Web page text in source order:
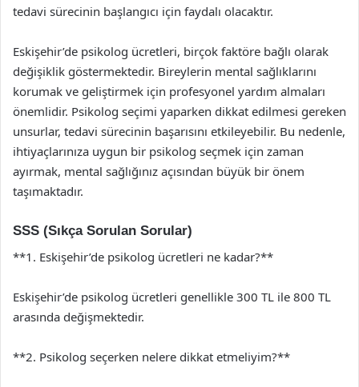
tedavi sürecinin başlangıcı için faydalı olacaktır.
Eskişehir’de psikolog ücretleri, birçok faktöre bağlı olarak
değişiklik göstermektedir. Bireylerin mental sağlıklarını
korumak ve geliştirmek için profesyonel yardım almaları
önemlidir. Psikolog seçimi yaparken dikkat edilmesi gereken
unsurlar, tedavi sürecinin başarısını etkileyebilir. Bu nedenle,
ihtiyaçlarınıza uygun bir psikolog seçmek için zaman
ayırmak, mental sağlığınız açısından büyük bir önem
taşımaktadır.
SSS (Sıkça Sorulan Sorular)
**1. Eskişehir’de psikolog ücretleri ne kadar?**
Eskişehir’de psikolog ücretleri genellikle 300 TL ile 800 TL
arasında değişmektedir.
**2. Psikolog seçerken nelere dikkat etmeliyim?**